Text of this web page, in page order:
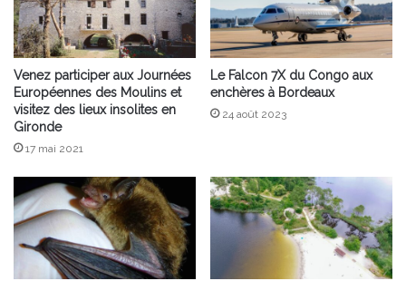
Venez participer aux Journées
Européennes des Moulins et
visitez des lieux insolites en
Gironde
17 mai 2021
Le Falcon 7X du Congo aux
enchères à Bordeaux
24 août 2023